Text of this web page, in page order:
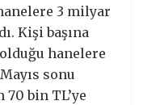
3 milyar
Kişi başına
hanelere
sonu
bin TL’ye